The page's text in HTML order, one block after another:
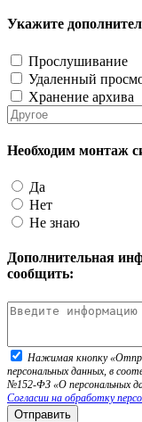
Укажите
Прослушивание
Удаленный
Хранение архива
Необходим монтаж
Да
Нет
Не знаю
Дополнительная
сообщить:
Нажимая кнопку
персональных данных, в
№152-ФЗ «О персональных
Согласии на обработку
Отправить